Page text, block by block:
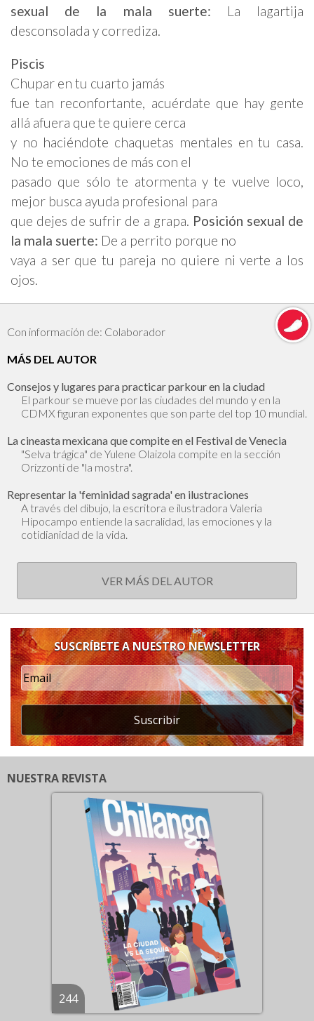
sexual de la mala suerte: La lagartija
desconsolada y corrediza.
Piscis
Chupar en tu cuarto jamás
fue tan reconfortante, acuérdate que hay gente
allá afuera que te quiere cerca
y no haciéndote chaquetas mentales en tu casa.
No te emociones de más con el
pasado que sólo te atormenta y te vuelve loco,
mejor busca ayuda profesional para
que dejes de sufrir de a grapa. Posición sexual de
la mala suerte: De a perrito porque no
vaya a ser que tu pareja no quiere ni verte a los
ojos.
Con información de: Colaborador
MÁS DEL AUTOR
Consejos y lugares para practicar parkour en la ciudad
El parkour se mueve por las ciudades del mundo y en la
CDMX figuran exponentes que son parte del top 10 mundial.
La cineasta mexicana que compite en el Festival de Venecia
"Selva trágica" de Yulene Olaizola compite en la sección
Orizzonti de "la mostra".
Representar la 'feminidad sagrada' en ilustraciones
A través del dibujo, la escritora e ilustradora Valeria
Hipocampo entiende la sacralidad, las emociones y la
cotidianidad de la vida.
VER MÁS DEL AUTOR
SUSCRÍBETE A NUESTRO NEWSLETTER
Suscribir
NUESTRA REVISTA
244